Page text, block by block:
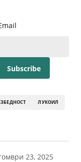
ЛУКОИЛ
23, 2025